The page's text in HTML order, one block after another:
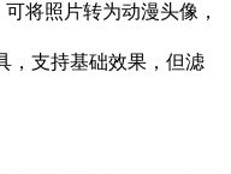
将照片转为动漫头像，
，支持基础效果，但滤